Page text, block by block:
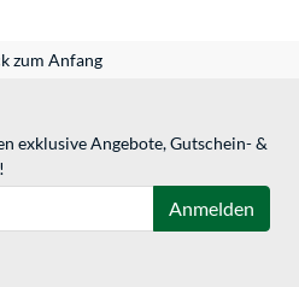
zum Anfang
exklusive Angebote, Gutschein- &
Anmelden